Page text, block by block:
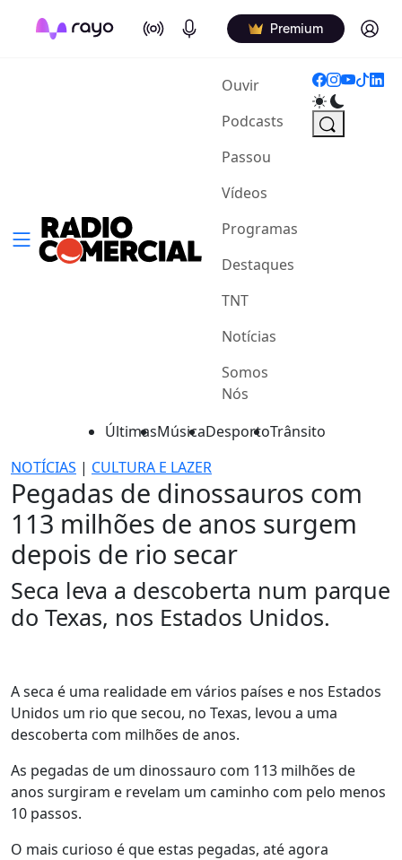
On Air Podcasts Premium Log in
Ouvir(current)
Podcasts
Passou
Vídeos
Programas
Destaques
TNT
Notícias
Somos
Nós
ÚltimasMúsicaDesportoTrânsito
NOTÍCIAS | CULTURA E LAZER
Pegadas de dinossauros com
113 milhões de anos surgem
depois de rio secar
Seca leva a descoberta num parque
do Texas, nos Estados Unidos.
A seca é uma realidade em vários países e nos Estados
Unidos um rio que secou, no Texas, levou a uma
descoberta com milhões de anos.
As pegadas de um dinossauro com 113 milhões de
anos surgiram e revelam um caminho com pelo menos
10 passos.
O mais curioso é que estas pegadas, até agora